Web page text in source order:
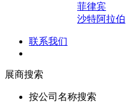
菲律宾
沙特阿拉伯
联系我们
展商搜索
按公司名称搜索